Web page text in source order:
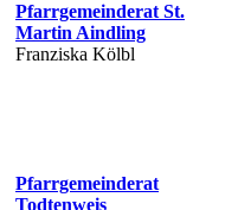
Pfarrgemeinderat St.
Martin Aindling
Franziska Kölbl
Pfarrgemeinderat
Todtenweis